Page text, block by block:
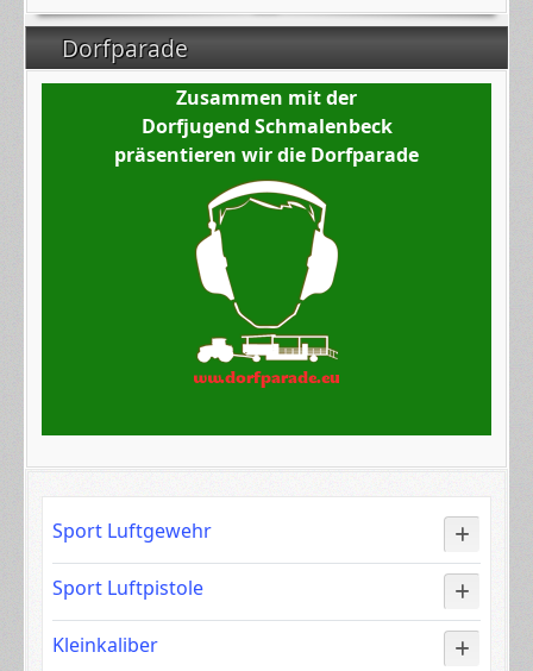
Dorfparade
Zusammen mit der
Dorfjugend Schmalenbeck
präsentieren wir die Dorfparade
Sport Luftgewehr
Sport Luftpistole
Kleinkaliber